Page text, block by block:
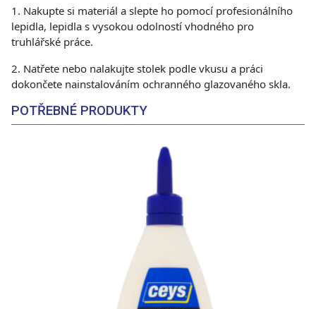
1. Nakupte si materiál a slepte ho pomocí profesionálního
lepidla, lepidla s vysokou odolností vhodného pro
truhlářské práce.
2. Natřete nebo nalakujte stolek podle vkusu a práci
dokončete nainstalováním ochranného glazovaného skla.
POTŘEBNÉ PRODUKTY